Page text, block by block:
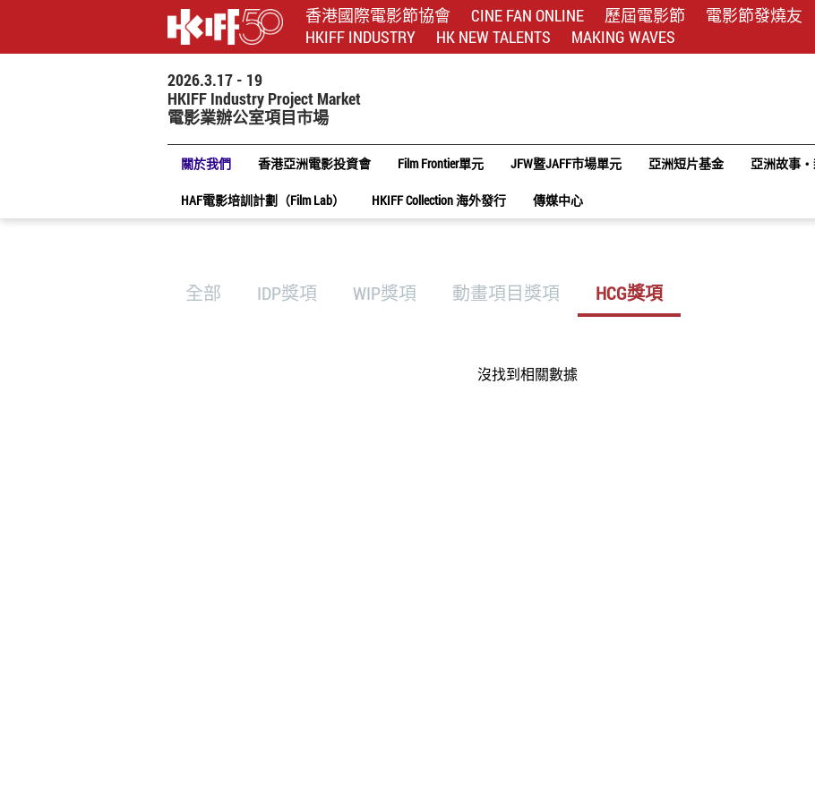
香港國際電影節協會 CINE FAN ONLINE 歷屆電影節
電影節發燒友
HKIFF INDUSTRY
HK NEW TALENTS MAKING WAVES
2026.3.17 - 19
HKIFF Industry Project Market
電影業辦公室項目市場
關於我們 香港亞洲電影投資會 Film Frontier單元 JFW暨JAFF市場單元 亞洲短片基金 亞洲故事‧
HAF電影培訓計劃（Film Lab） HKIFF Collection 海外發行 傳媒中心
全部 IDP獎項 WIP獎項 動畫項目獎項 HCG獎項
沒找到相關數據